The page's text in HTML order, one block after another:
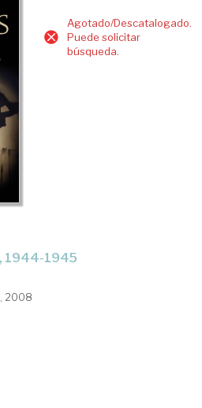
Agotado/Descatalogado.
Puede solicitar
búsqueda.
1944-1945
2008